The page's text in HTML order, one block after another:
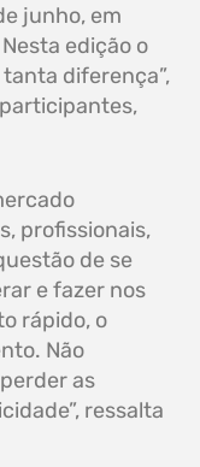
junho, em
edição o
diferença”,
profissionais,
de se
e fazer nos
rápido, o
Não
as
ressalta